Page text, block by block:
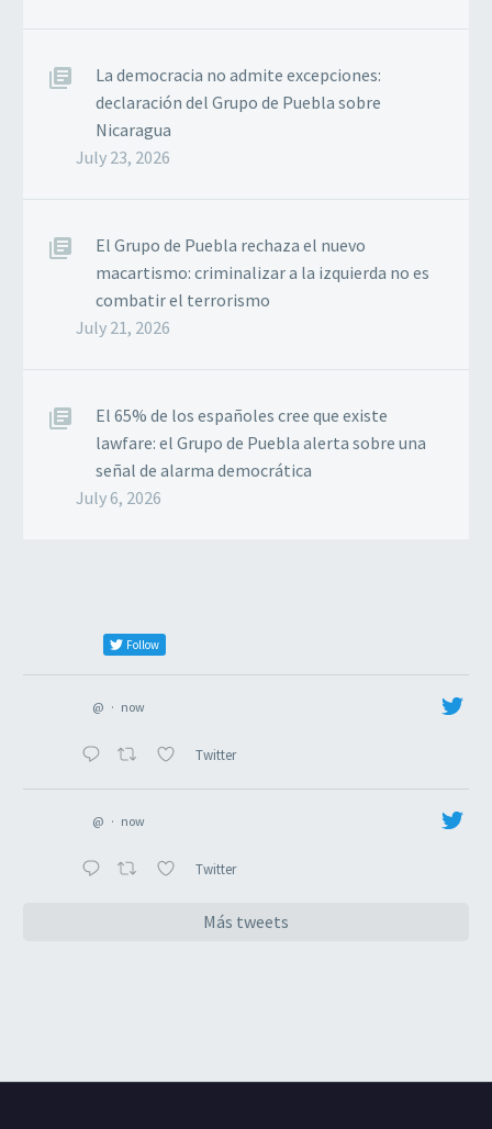
La democracia no admite excepciones:
declaración del Grupo de Puebla sobre
Nicaragua
July 23, 2026
El Grupo de Puebla rechaza el nuevo
macartismo: criminalizar a la izquierda no es
combatir el terrorismo
July 21, 2026
El 65% de los españoles cree que existe
lawfare: el Grupo de Puebla alerta sobre una
señal de alarma democrática
July 6, 2026
Follow
@ · now
Twitter
@ · now
Twitter
Más tweets